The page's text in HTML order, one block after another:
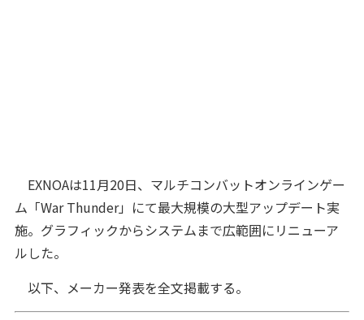
EXNOAは11月20日、マルチコンバットオンラインゲー
ム「War Thunder」にて最大規模の大型アップデート実
施。グラフィックからシステムまで広範囲にリニューア
ルした。
以下、メーカー発表を全文掲載する。